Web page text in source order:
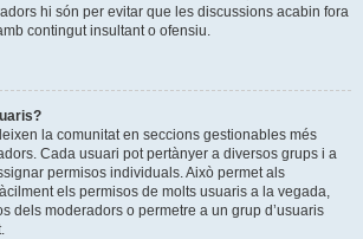
hi són per evitar que les discussions acabin fora
contingut insultant o ofensiu.
la comunitat en seccions gestionables més
Cada usuari pot pertànyer a diversos grups i a
permisos individuals. Això permet als
els permisos de molts usuaris a la vegada,
dels moderadors o permetre a un grup d’usuaris